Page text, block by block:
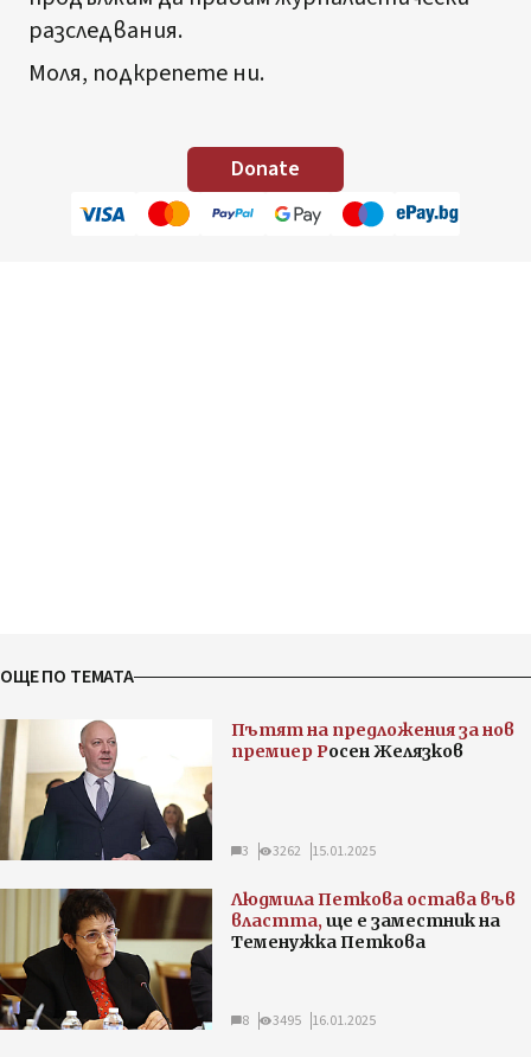
разследвания.
Моля, подкрепете ни.
Donate
ОЩЕ ПО ТЕМАТА
Пътят на предложения за нов
премиер Росен Желязков
3 3262 15.01.2025
Людмила Петкова остава във
властта, ще е заместник на
Теменужка Петкова
8 3495 16.01.2025